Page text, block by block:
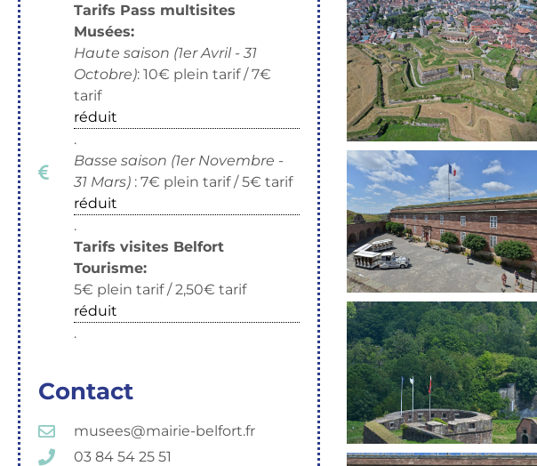
Tarifs Pass multisites
Musées:
Haute saison (1er Avril - 31
Octobre): 10€ plein tarif / 7€
tarif
réduit
.
Basse saison (1er Novembre -
31 Mars) : 7€ plein tarif / 5€ tarif
réduit
.
Tarifs visites Belfort
Tourisme:
5€ plein tarif / 2,50€ tarif
réduit
.
Contact
musees@mairie-belfort.fr
03 84 54 25 51